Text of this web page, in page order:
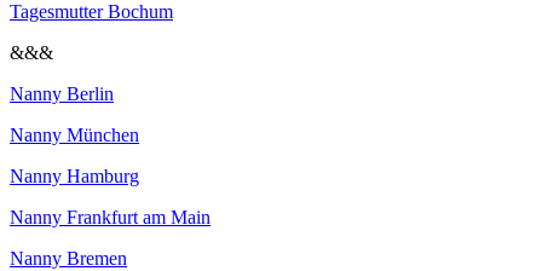
Tagesmutter Bochum
&&&
Nanny Berlin
Nanny München
Nanny Hamburg
Nanny Frankfurt am Main
Nanny Bremen